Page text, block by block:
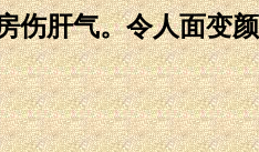
伤肝气。令人面变